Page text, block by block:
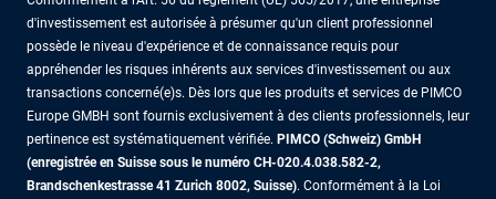
d'investissement est autorisée à présumer qu'un client professionnel
possède le niveau d'expérience et de connaissance requis pour
appréhender les risques inhérents aux services d'investissement ou aux
transactions concerné(e)s. Dès lors que les produits et services de PIMCO
Europe GMBH sont fournis exclusivement à des clients professionnels, leur
pertinence est systématiquement vérifiée. PIMCO (Schweiz) GmbH
(enregistrée en Suisse sous le numéro CH-020.4.038.582-2,
Brandschenkestrasse 41 Zurich 8002, Suisse). Conformément à la Loi